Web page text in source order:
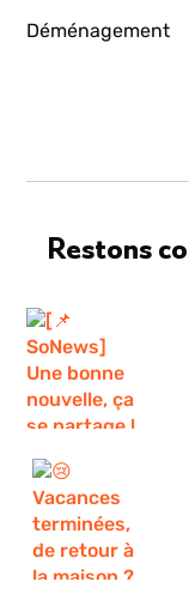
Déménagement
Restons